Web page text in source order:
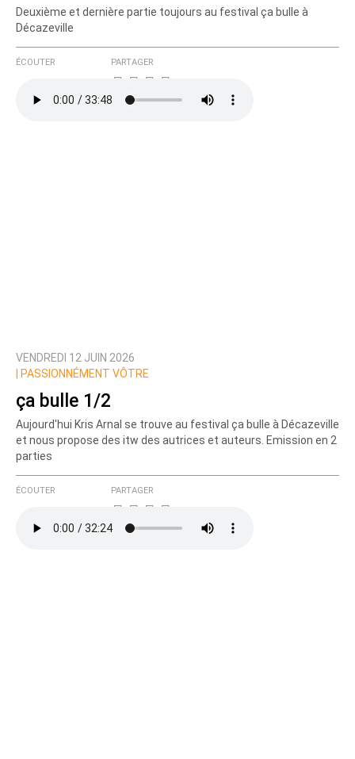
Deuxième et dernière partie toujours au festival ça bulle à
Décazeville
ÉCOUTER PARTAGER
VENDREDI 12 JUIN 2026
PASSIONNÉMENT VÔTRE
ça bulle 1/2
Aujourd'hui Kris Arnal se trouve au festival ça bulle à Décazeville
et nous propose des itw des autrices et auteurs. Emission en 2
parties
ÉCOUTER PARTAGER